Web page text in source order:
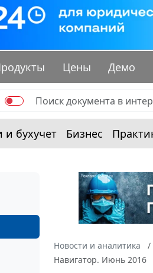
Цены Демо
и бухучет Бизнес
Новости и аналитика
Навигатор. Июнь 2016